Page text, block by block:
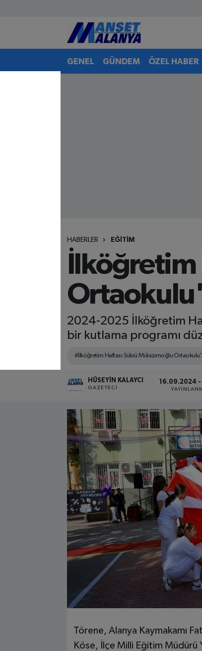
GENEL GÜNDEM ÖZEL HABER
HABERLER EĞİTİM
2024-2025 İlköğretim
bir kutlama programı
#İlköğretim Haftası Şükrü Mülazımoğlu
HÜSEYIN KALAYCI
GAZETECI
16.09.2024 -
Törene, Alanya Kaymakamı
Köse, İlçe Milli Eğitim Müdürü
Antalya Nöbetçi Eczaneler
Antalya Hava Durumu